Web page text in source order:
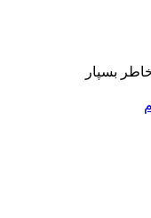
بسپار